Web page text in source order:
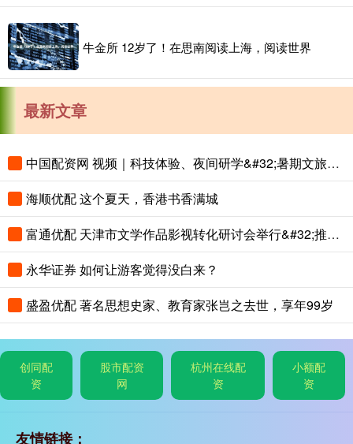
牛金所 12岁了！在思南阅读上海，阅读世界
最新文章
中国配资网 视频｜科技体验、夜间研学&#32;暑期文旅花样上新
海顺优配 这个夏天，香港书香满城
富通优配 天津市文学作品影视转化研讨会举行&#32;推动津派文学从“纸间”到“屏间”
永华证券 如何让游客觉得没白来？
盛盈优配 著名思想史家、教育家张岂之去世，享年99岁
创同配
资
股市配资
网
杭州在线配
资
小额配
资
友情链接：